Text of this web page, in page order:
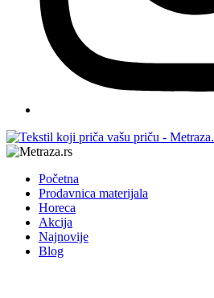
Početna
Prodavnica materijala
Horeca
Akcija
Najnovije
Blog